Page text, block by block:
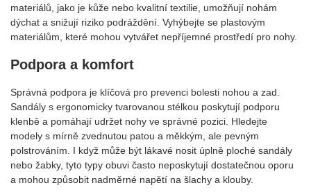
materiálů, jako je kůže nebo kvalitní textilie, umožňují nohám
dýchat a snižují riziko podráždění. Vyhýbejte se plastovým
materiálům, které mohou vytvářet nepříjemné prostředí pro nohy.
Podpora a komfort
Správná podpora je klíčová pro prevenci bolesti nohou a zad.
Sandály s ergonomicky tvarovanou stélkou poskytují podporu
klenbě a pomáhají udržet nohy ve správné pozici. Hledejte
modely s mírně zvednutou patou a měkkým, ale pevným
polstrováním. I když může být lákavé nosit úplně ploché sandály
nebo žabky, tyto typy obuvi často neposkytují dostatečnou oporu
a mohou způsobit nadměrné napětí na šlachy a klouby.